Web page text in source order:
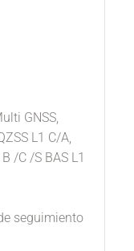
GNSS,
L1 C/A,
/C /S BAS L1
seguimiento